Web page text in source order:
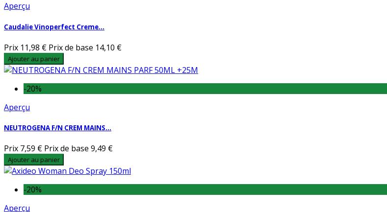
Aperçu
Caudalie Vinoperfect Creme...
Prix 11,98 € Prix de base 14,10 €
Ajouter au panier
-20%
Aperçu
NEUTROGENA F/N CREM MAINS...
Prix 7,59 € Prix de base 9,49 €
Ajouter au panier
-20%
Aperçu